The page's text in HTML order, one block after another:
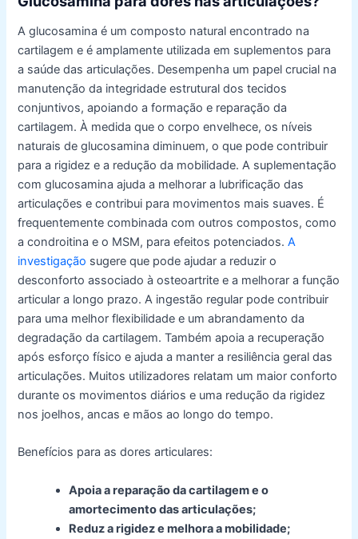
A glucosamina é um composto natural encontrado na
cartilagem e é amplamente utilizada em suplementos para
a saúde das articulações. Desempenha um papel crucial na
manutenção da integridade estrutural dos tecidos
conjuntivos, apoiando a formação e reparação da
cartilagem. À medida que o corpo envelhece, os níveis
naturais de glucosamina diminuem, o que pode contribuir
para a rigidez e a redução da mobilidade. A suplementação
com glucosamina ajuda a melhorar a lubrificação das
articulações e contribui para movimentos mais suaves. É
frequentemente combinada com outros compostos, como
a condroitina e o MSM, para efeitos potenciados.A
investigação sugere que pode ajudar a reduzir o
desconforto associado à osteoartrite e a melhorar a função
articular a longo prazo. A ingestão regular pode contribuir
para uma melhor flexibilidade e um abrandamento da
degradação da cartilagem. Também apoia a recuperação
após esforço físico e ajuda a manter a resiliência geral das
articulações. Muitos utilizadores relatam um maior conforto
durante os movimentos diários e uma redução da rigidez
nos joelhos, ancas e mãos ao longo do tempo.
Benefícios para as dores articulares:
Apoia a reparação da cartilagem e o
amortecimento das articulações;
Reduz a rigidez e melhora a mobilidade;